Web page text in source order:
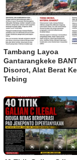
Tambang Layoa
Gantarangkeke
Disorot, Alat Berat
Tebing